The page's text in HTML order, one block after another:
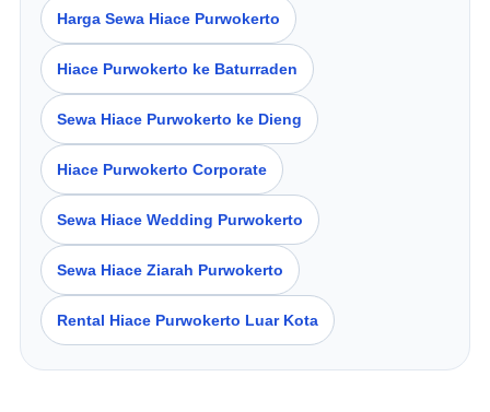
Harga Sewa Hiace Purwokerto
Hiace Purwokerto ke Baturraden
Sewa Hiace Purwokerto ke Dieng
Hiace Purwokerto Corporate
Sewa Hiace Wedding Purwokerto
Sewa Hiace Ziarah Purwokerto
Rental Hiace Purwokerto Luar Kota